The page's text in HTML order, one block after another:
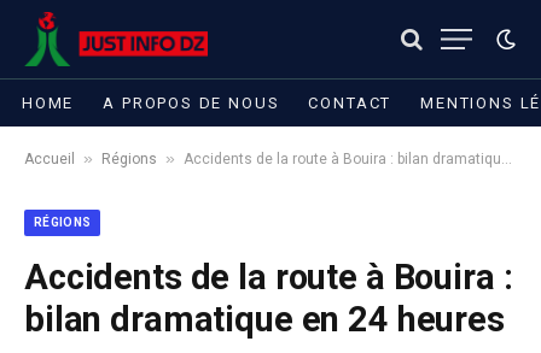
HOME A PROPOS DE NOUS CONTACT MENTIONS
Accueil » Régions » Accidents de la route à Bouira : bilan dramatique en 24 heures
RÉGIONS
Accidents de la route à Bouira :
bilan dramatique en 24 heures